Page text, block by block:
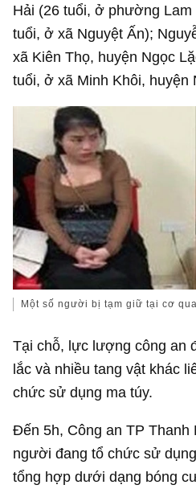
Hải (26 tuổi, ở phường
tuổi, ở xã Nguyệt Ấn);
xã Kiên Thọ, huyện Ngọc
tuổi, ở xã Minh Khôi, huyện
Một số người bị tạm giữ tại cơ
Tại chỗ, lực lượng công an
lắc và nhiều tang vật khác
chức sử dụng ma túy.
Đến 5h, Công an TP Thanh
người đang tổ chức sử
tổng hợp dưới dạng bóng